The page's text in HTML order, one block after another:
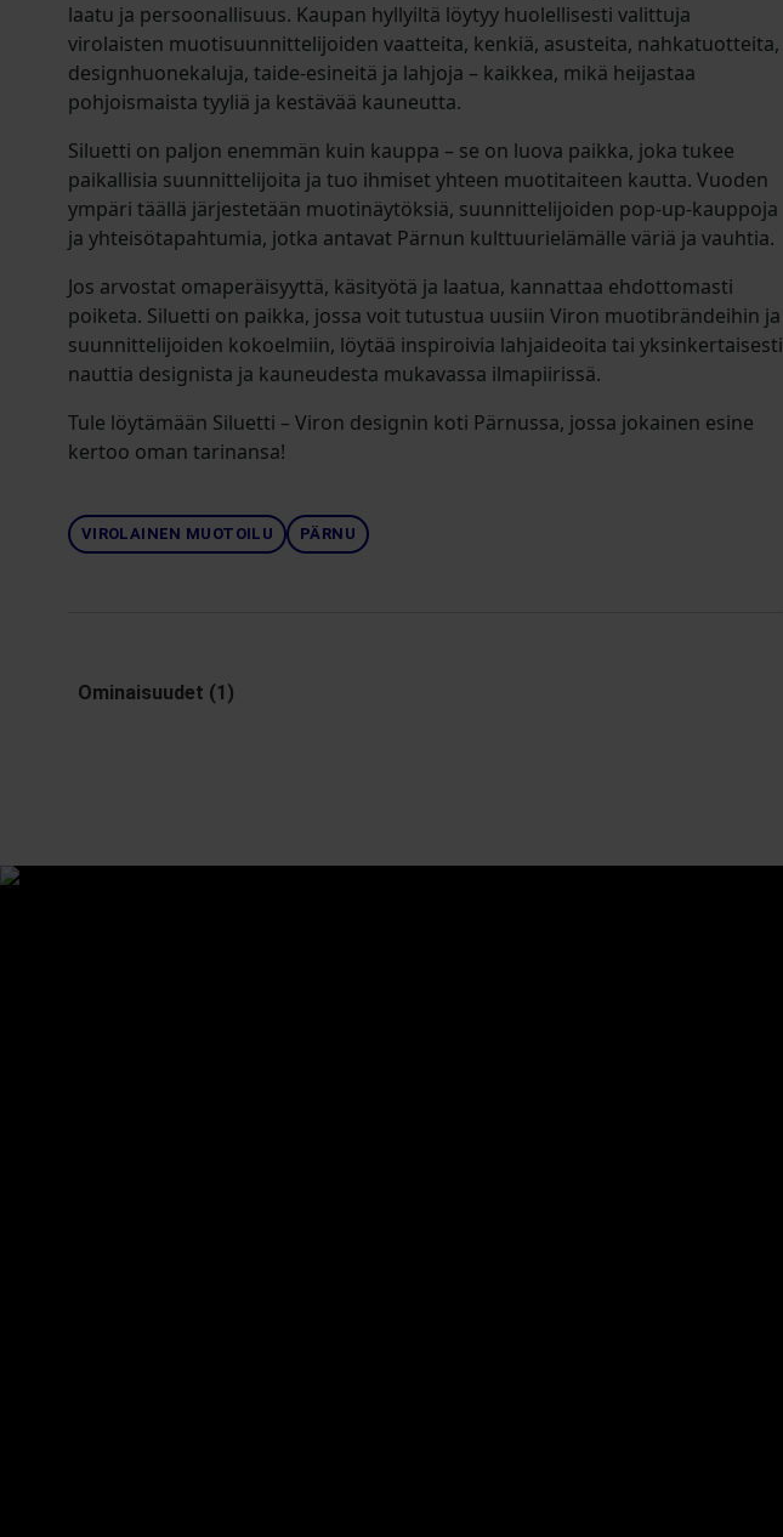
laatu ja persoonallisuus. Kaupan hyllyiltä löytyy huolellisesti valittuja
virolaisten muotisuunnittelijoiden vaatteita, kenkiä, asusteita, nahkatuotteita,
designhuonekaluja, taide-esineitä ja lahjoja – kaikkea, mikä heijastaa
pohjoismaista tyyliä ja kestävää kauneutta.
Siluetti on paljon enemmän kuin kauppa – se on luova paikka, joka tukee
paikallisia suunnittelijoita ja tuo ihmiset yhteen muotitaiteen kautta. Vuoden
ympäri täällä järjestetään muotinäytöksiä, suunnittelijoiden pop-up-kauppoja
ja yhteisötapahtumia, jotka antavat Pärnun kulttuurielämälle väriä ja vauhtia.
Jos arvostat omaperäisyyttä, käsityötä ja laatua, kannattaa ehdottomasti
poiketa. Siluetti on paikka, jossa voit tutustua uusiin Viron muotibrändeihin ja
suunnittelijoiden kokoelmiin, löytää inspiroivia lahjaideoita tai yksinkertaisesti
nauttia designista ja kauneudesta mukavassa ilmapiirissä.
Tule löytämään Siluetti – Viron designin koti Pärnussa, jossa jokainen esine
kertoo oman tarinansa!
VIROLAINEN MUOTOILU PÄRNU
Ominaisuudet (1)